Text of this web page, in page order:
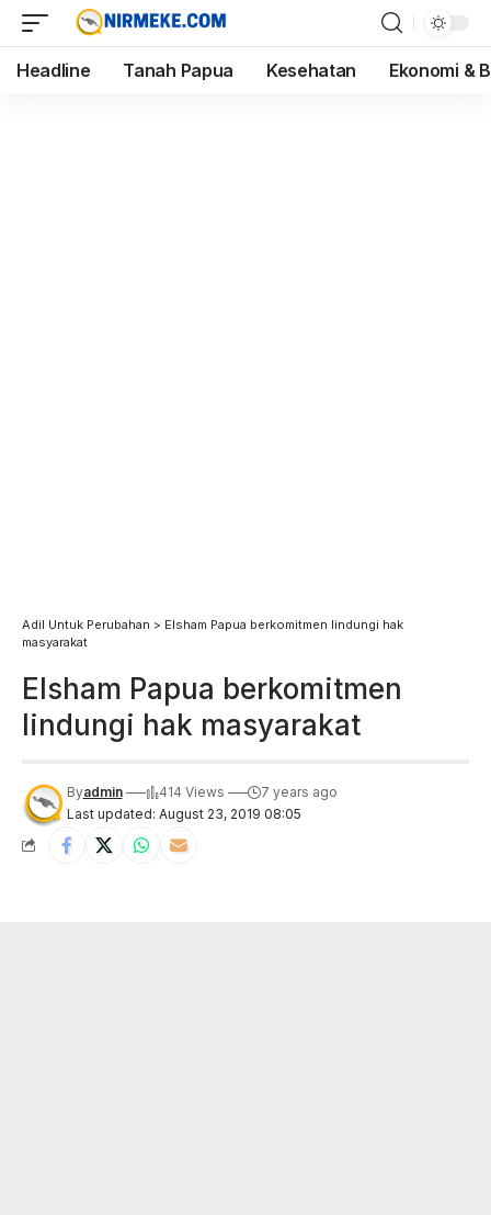
Headline Tanah Papua Kesehatan Ekonomi &
Adil Untuk Perubahan > Elsham Papua berkomitmen lindungi hak
masyarakat
Elsham Papua berkomitmen
lindungi hak masyarakat
Last updated: August 23, 2019 08:05
Byadmin 414 Views 7 years ago